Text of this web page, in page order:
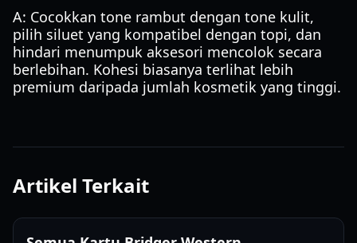
A: Cocokkan tone rambut dengan tone kulit,
pilih siluet yang kompatibel dengan topi, dan
hindari menumpuk aksesori mencolok secara
berlebihan. Kohesi biasanya terlihat lebih
premium daripada jumlah kosmetik yang tinggi.
Artikel Terkait